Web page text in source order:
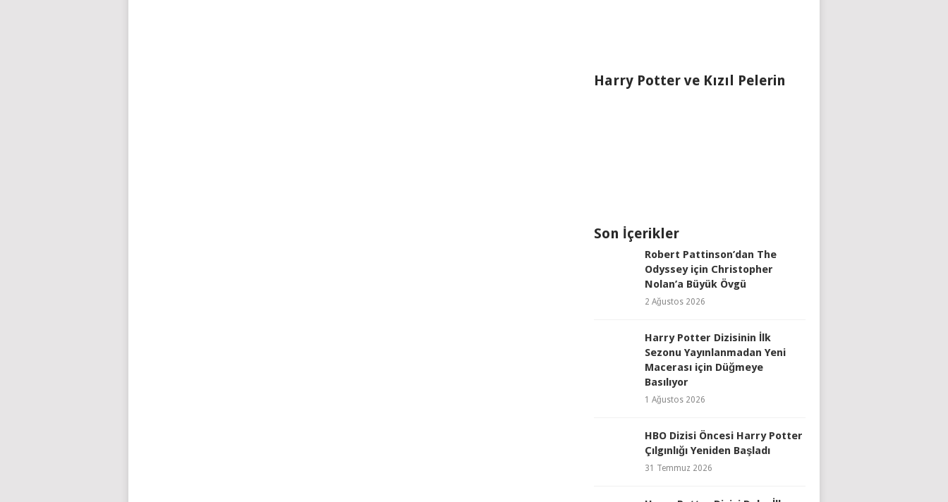
Harry Potter ve Kızıl Pelerin
Son İçerikler
Robert Pattinson’dan The
Odyssey için Christopher
Nolan’a Büyük Övgü
2 Ağustos 2026
Harry Potter Dizisinin İlk
Sezonu Yayınlanmadan Yeni
Macerası için Düğmeye
Basılıyor
1 Ağustos 2026
HBO Dizisi Öncesi Harry Potter
Çılgınlığı Yeniden Başladı
31 Temmuz 2026